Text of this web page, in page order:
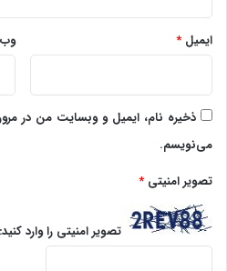
ایمیل *
ذخیره نام، ایمیل و وبسایت من در
می‌نویسم.
تصویر امنیتی *
تصویر امنیتی را وارد کنید: